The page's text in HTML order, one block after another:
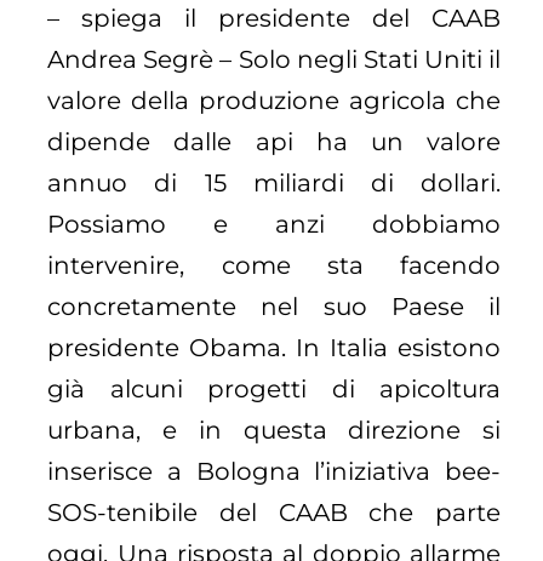
– spiega il presidente del CAAB
Andrea Segrè – Solo negli Stati Uniti il
valore della produzione agricola che
dipende dalle api ha un valore
annuo di 15 miliardi di dollari.
Possiamo e anzi dobbiamo
intervenire, come sta facendo
concretamente nel suo Paese il
presidente Obama. In Italia esistono
già alcuni progetti di apicoltura
urbana, e in questa direzione si
inserisce a Bologna l’iniziativa bee-
SOS-tenibile del CAAB che parte
oggi. Una risposta al doppio allarme